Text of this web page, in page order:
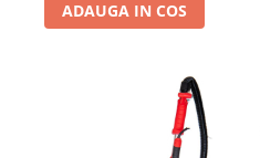
ADAUGA IN COS